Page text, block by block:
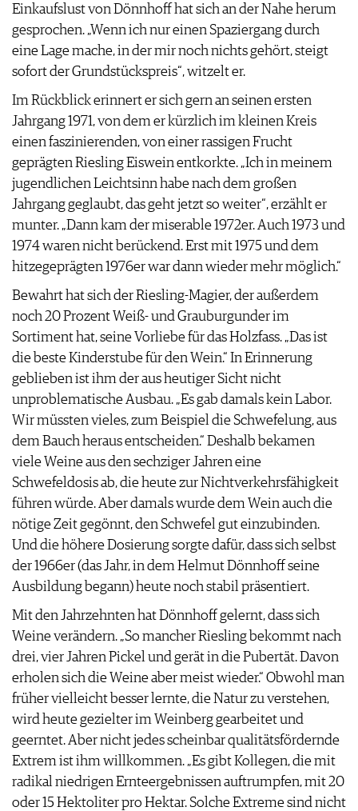
Einkaufslust von Dönnhoff hat sich an der Nahe herum
gesprochen. „Wenn ich nur einen Spaziergang durch
eine Lage mache, in der mir noch nichts gehört, steigt
sofort der Grundstückspreis“, witzelt er.
Im Rückblick erinnert er sich gern an seinen ersten
Jahrgang 1971, von dem er kürzlich im kleinen Kreis
einen faszinierenden, von einer rassigen Frucht
geprägten Riesling Eiswein entkorkte. „Ich in meinem
jugendlichen Leichtsinn habe nach dem großen
Jahrgang geglaubt, das geht jetzt so weiter“, erzählt er
munter. „Dann kam der miserable 1972er. Auch 1973 und
1974 waren nicht berückend. Erst mit 1975 und dem
hitzegeprägten 1976er war dann wieder mehr möglich.“
Bewahrt hat sich der Riesling-Magier, der außerdem
noch 20 Prozent Weiß- und Grauburgunder im
Sortiment hat, seine Vorliebe für das Holzfass. „Das ist
die beste Kinderstube für den Wein.“ In Erinnerung
geblieben ist ihm der aus heutiger Sicht nicht
unproblematische Ausbau. „Es gab damals kein Labor.
Wir müssten vieles, zum Beispiel die Schwefelung, aus
dem Bauch heraus entscheiden.“ Deshalb bekamen
viele Weine aus den sechziger Jahren eine
Schwefeldosis ab, die heute zur Nichtverkehrsfähigkeit
führen würde. Aber damals wurde dem Wein auch die
nötige Zeit gegönnt, den Schwefel gut einzubinden.
Und die höhere Dosierung sorgte dafür, dass sich selbst
der 1966er (das Jahr, in dem Helmut Dönnhoff seine
Ausbildung begann) heute noch stabil präsentiert.
Mit den Jahrzehnten hat Dönnhoff gelernt, dass sich
Weine verändern. „So mancher Riesling bekommt nach
drei, vier Jahren Pickel und gerät in die Pubertät. Davon
erholen sich die Weine aber meist wieder.“ Obwohl man
früher vielleicht besser lernte, die Natur zu verstehen,
wird heute gezielter im Weinberg gearbeitet und
geerntet. Aber nicht jedes scheinbar qualitätsfördernde
Extrem ist ihm willkommen. „Es gibt Kollegen, die mit
radikal niedrigen Ernteergebnissen auftrumpfen, mit 20
oder 15 Hektoliter pro Hektar. Solche Extreme sind nicht